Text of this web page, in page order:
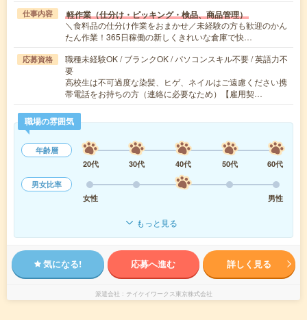
仕事内容 軽作業（仕分け・ピッキング・検品、商品管理）
＼食料品の仕分け作業をおまかせ／未経験の方も歓迎のかん
たん作業！365日稼働の新しくきれいな倉庫で快…
応募資格
職種未経験OK / ブランクOK / パソコンスキル不要 / 英語力不
要
高校生は不可過度な染髪、ヒゲ、ネイルはご遠慮ください携
帯電話をお持ちの方（連絡に必要なため）【雇用契…
職場の雰囲気
年齢層
20代
30代 40代 50代
60代
男女比率
女性
男性
もっと見る
気になる! 応募へ進む 詳しく見る
派遣会社 テイケイワークス東京株式会社